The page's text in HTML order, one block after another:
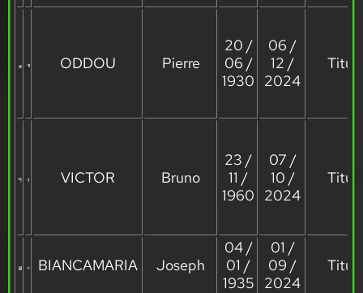
ODDOU Pierre
20 /
06 /
1930
06 /
12 /
2024
VICTOR Bruno
23 /
11 /
1960
07 /
10 /
2024
BIANCAMARIA Joseph
04 /
01 /
1935
01 /
09 /
2024